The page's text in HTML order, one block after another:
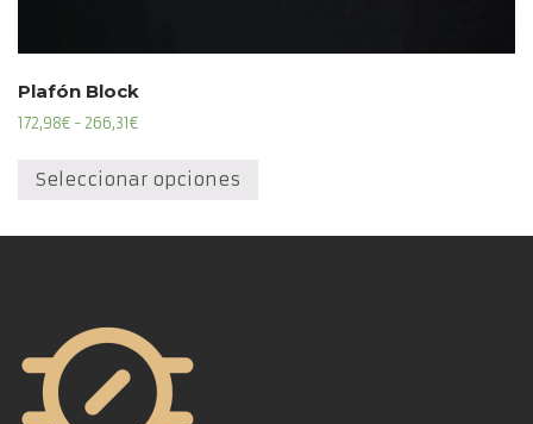
Plafón Block
172,98€ -266,31€Rango
precios:
desde
hasta
Seleccionar opciones
múltiples